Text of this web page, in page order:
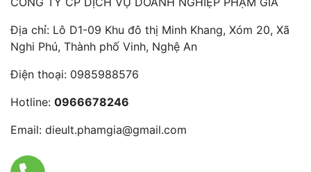
Địa chỉ: Lô D1-09 Khu đô thị Minh Khang, Xóm 20, Xã
Nghi Phú, Thành phố Vinh, Nghệ An
Điện thoại: 0985988576
Hotline: 0966678246
Email: dieult.phamgia@gmail.com